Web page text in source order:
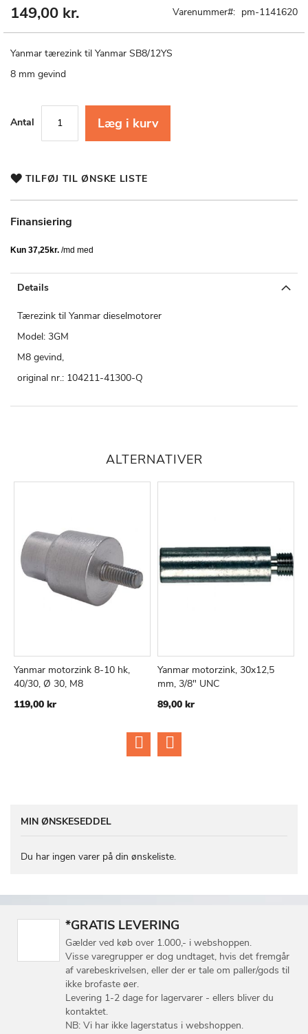
149,00 kr. Varenummer pm-1141620
Yanmar tærezink til Yanmar SB8/12YS
8 mm gevind
Antal Læg i kurv
TILFØJ TIL ØNSKE LISTE
Finansiering
Gå
af
Details
Tærezink til Yanmar dieselmotorer
Model: 3GM
M8 gevind,
original nr.: 104211-41300-Q
ALTERNATIVER
Læg i kurv
TILFØJSAMMENLIGN
Yanmar motorzink 8-10 hk,
40/30, Ø 30, M8
119,00 kr
Læg i kurv
TILFØJ
Yanmar motorzink, 30x12,5
mm, 3/8" UNC
89,00 kr
MIN ØNSKESEDDEL
Du har ingen varer på din ønskeliste.
*GRATIS LEVERING
Gælder ved køb over 1.000,- i webshoppen.
Visse varegrupper er dog undtaget, hvis det fremgår
af varebeskrivelsen, eller der er tale om paller/gods til
ikke brofaste øer.
Levering 1-2 dage for lagervarer - ellers bliver du
kontaktet.
NB: Vi har ikke lagerstatus i webshoppen.